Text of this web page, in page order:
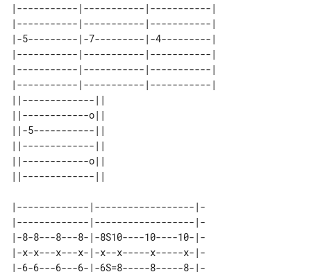
|-----------|-----------|-----------|
|-----------|-----------|-----------|
|-5---------|-7---------|-4---------|
|-----------|-----------|-----------|
|-----------|-----------|-----------|
|-----------|-----------|-----------|
||-------------||
||------------o||
||-5-----------||
||-------------||
||------------o||
|-------------|------------------|-
|-------------|------------------|-
|-8-8---8---8-|-8S10----10----10-|-
|-x-x---x---x-|-x--x-----x-----x-|-
|-6-6---6---6-|-6S=8-----8-----8-|-